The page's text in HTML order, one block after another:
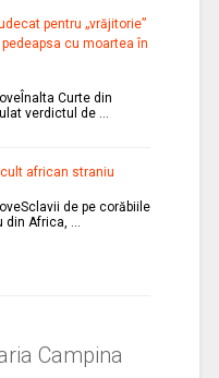
pentru „vrăjitorie”
cu moartea în
Curte din
verdictul de …
african straniu
de pe corăbiile
din Africa, …
Campina